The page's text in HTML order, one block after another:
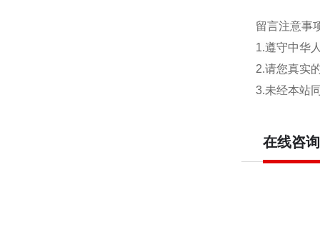
留言注意事
1.遵守中华
2.请您真实
3.未经本站
在线咨询